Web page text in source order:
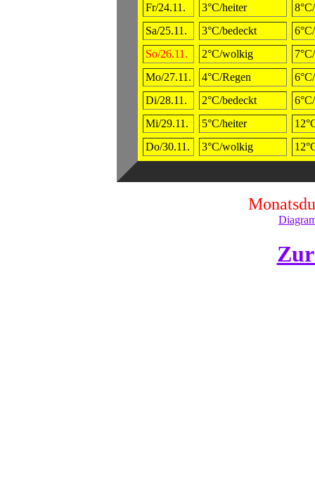
Fr/24.11.
3°C/heiter
Sa/25.11.
3°C/bedeckt
So/26.11.
2°C/wolkig
Mo/27.11.
4°C/Regen
Di/28.11.
2°C/bedeckt
Mi/29.11.
5°C/heiter
Do/30.11.
3°C/wolkig